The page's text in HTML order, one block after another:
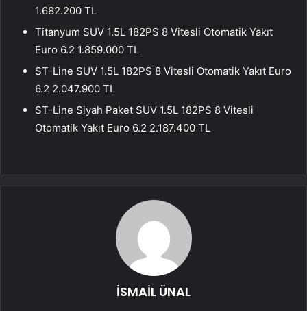
1.682.200 TL
Titanyum SUV 1.5L 182PS 8 Vitesli Otomatik Yakıt
Euro 6.2 1.859.000 TL
ST-Line SUV 1.5L 182PS 8 Vitesli Otomatik Yakıt Euro
6.2 2.047.900 TL
ST-Line Siyah Paket SUV 1.5L 182PS 8 Vitesli
Otomatik Yakıt Euro 6.2 2.187.400 TL
İSMAİL ÜNAL